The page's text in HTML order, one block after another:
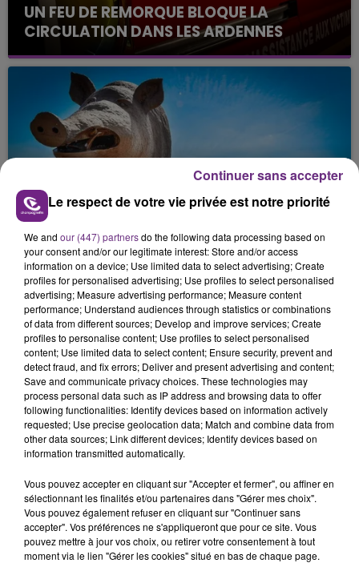
UN FEU DE REMORQUE BLOQUE LA
CIRCULATION DANS LES ARDENNES
Un feu de remorque s'est déclaré ce mercredi en
fin de matinée sur l'A34.
VENEZ FÊTER CE WEEK-END
L'ANNIVERSAIRE DE WOINIC
Ce samedi 8 août sera un grand jour :
l'anniversaire du plus gros sanglier du monde.
Une fête est donc organisée et vous êtes tous
conviés !
TITRES DIFFUSÉS
13h30
13h30
LEWIS CAPALDI
Forget Me
13h26
13h26
NAÏKA
One Track Mind
Le respect de votre vie privée est notre priorité
We and our (447) partnersdo the following data processing based on
your consent and/or our legitimate interest: Store and/or access
information on a device; Use limited data to select advertising; Create
profiles for personalised advertising; Use profiles to select personalised
advertising; Measure advertising performance; Measure content
performance; Understand audiences through statistics or combinations
of data from different sources; Develop and improve services; Create
profiles to personalise content; Use profiles to select personalised
content; Use limited data to select content; Ensure security, prevent and
detect fraud, and fix errors; Deliver and present advertising and content;
Save and communicate privacy choices. These technologies may
process personal data such as IP address and browsing data to offer
following functionalities: Identify devices based on information actively
requested; Use precise geolocation data; Match and combine data from
other data sources; Link different devices; Identify devices based on
information transmitted automatically.
Vous pouvez accepter en cliquant sur "Accepter et fermer", ou affiner en
sélectionnant les finalités et/ou partenaires dans "Gérer mes choix".
Vous pouvez également refuser en cliquant sur "Continuer sans
accepter". Vos préférences ne s'appliqueront que pour ce site. Vous
pouvez mettre à jour vos choix, ou retirer votre consentement à tout
moment via le lien "Gérer les cookies" situé en bas de chaque page.
Continuer sans accepter